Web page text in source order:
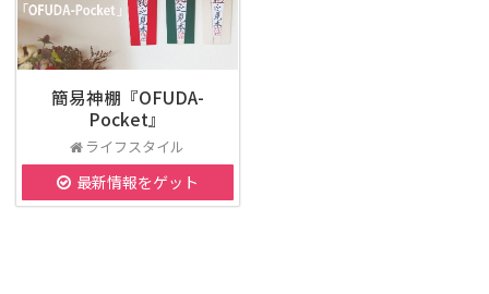
簡易神棚『OFUDA-
Pocket』
ライフスタイル
最新情報をゲット